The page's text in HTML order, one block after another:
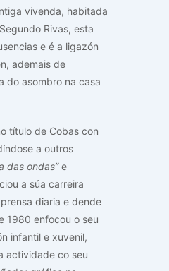
vivenda, habitada
Rivas, esta
e é a ligazón
ademais de
do asombro na casa
título de Cobas con
a outros
das ondas”e
a súa carreira
diaria e dende
1980 enfocou o seu
infantil e xuvenil,
actividade co seu